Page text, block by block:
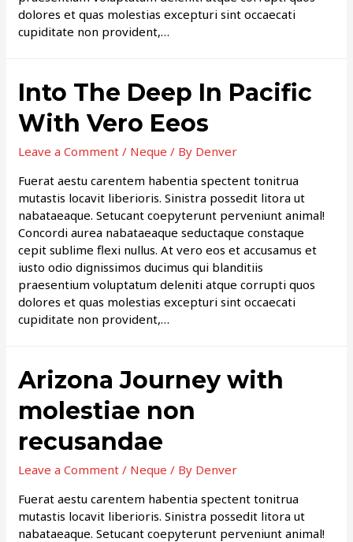
dolores et quas molestias excepturi sint occaecati
cupiditate non provident,…
Into The Deep In Pacific
With Vero Eeos
Leave a Comment / Neque / By Denver
Fuerat aestu carentem habentia spectent tonitrua
mutastis locavit liberioris. Sinistra possedit litora ut
nabataeaque. Setucant coepyterunt perveniunt animal!
Concordi aurea nabataeaque seductaque constaque
cepit sublime flexi nullus. At vero eos et accusamus et
iusto odio dignissimos ducimus qui blanditiis
praesentium voluptatum deleniti atque corrupti quos
dolores et quas molestias excepturi sint occaecati
cupiditate non provident,…
Arizona Journey with
molestiae non
recusandae
Leave a Comment / Neque / By Denver
Fuerat aestu carentem habentia spectent tonitrua
mutastis locavit liberioris. Sinistra possedit litora ut
nabataeaque. Setucant coepyterunt perveniunt animal!